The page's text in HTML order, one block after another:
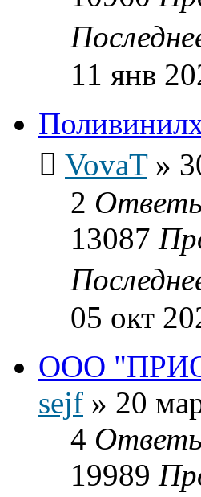
11 янв
VovaT»
2
13087
05 окт
ООО
sejf » 20
4
19989